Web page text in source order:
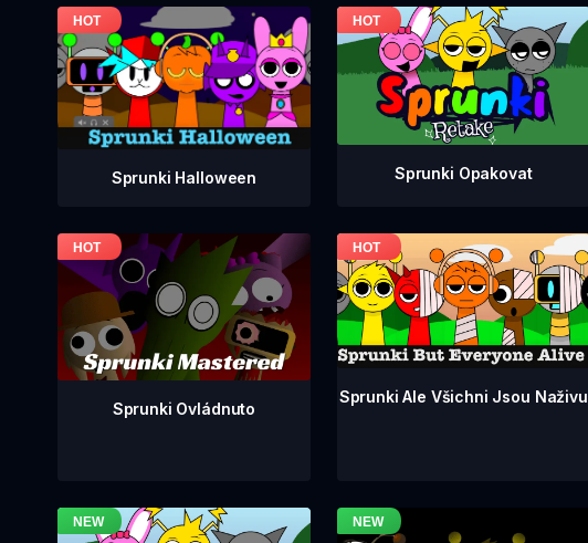
Sprunki Halloween Sprunki Opakovat
Sprunki Ovládnuto
Sprunki Ale Všichni Jsou Naživu